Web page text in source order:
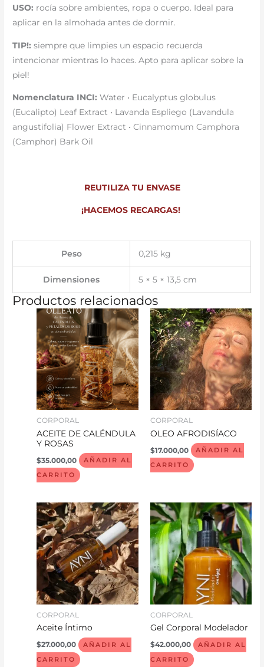
USO: rocía sobre ambientes, ropa o cuerpo. Ideal para
aplicar en la almohada antes de dormir.
TIP!: siempre que limpies un espacio recuerda
intencionar mientras lo haces. Apto para aplicar sobre la
piel!
Nomenclatura INCI:Water • Eucalyptus globulus
(Eucalipto) Leaf Extract • Lavanda Espliego (Lavandula
angustifolia) Flower Extract • Cinnamomum Camphora
(Camphor) Bark Oil
REUTILIZA TU ENVASE
¡HACEMOS RECARGAS!
Peso 0,215 kg
Dimensiones 5 × 5 × 13,5 cm
Productos relacionados
CORPORAL
ACEITE DE CALÉNDULA
Y ROSAS
$35.000,00
AÑADIR AL
CARRITO
CORPORAL
OLEO AFRODISÍACO
$17.000,00
AÑADIR AL
CARRITO
CORPORAL
Aceite Íntimo
$27.000,00
AÑADIR AL
CARRITO
CORPORAL
Gel Corporal Modelador
$42.000,00
AÑADIR AL
CARRITO